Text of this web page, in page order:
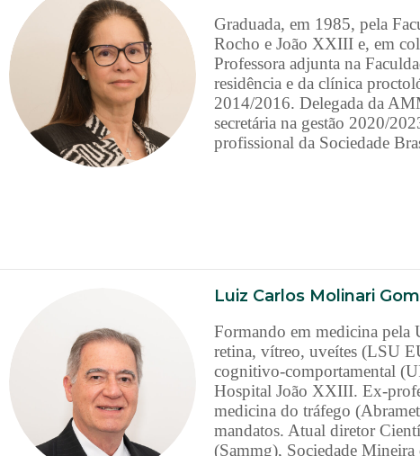
Graduada, em 1985, pela
Rocho e João XXIII e, em
Professora adjunta na
residência e da clínica
2014/2016. Delegada da
secretária na gestão 2020/
profissional da Sociedade
Luiz Carlos Molinari
Formando em medicina
retina, vítreo, uveítes (LSU
cognitivo-comportamental
Hospital João XXIII. Ex-
medicina do tráfego
mandatos. Atual diretor
(Sammg), Sociedade